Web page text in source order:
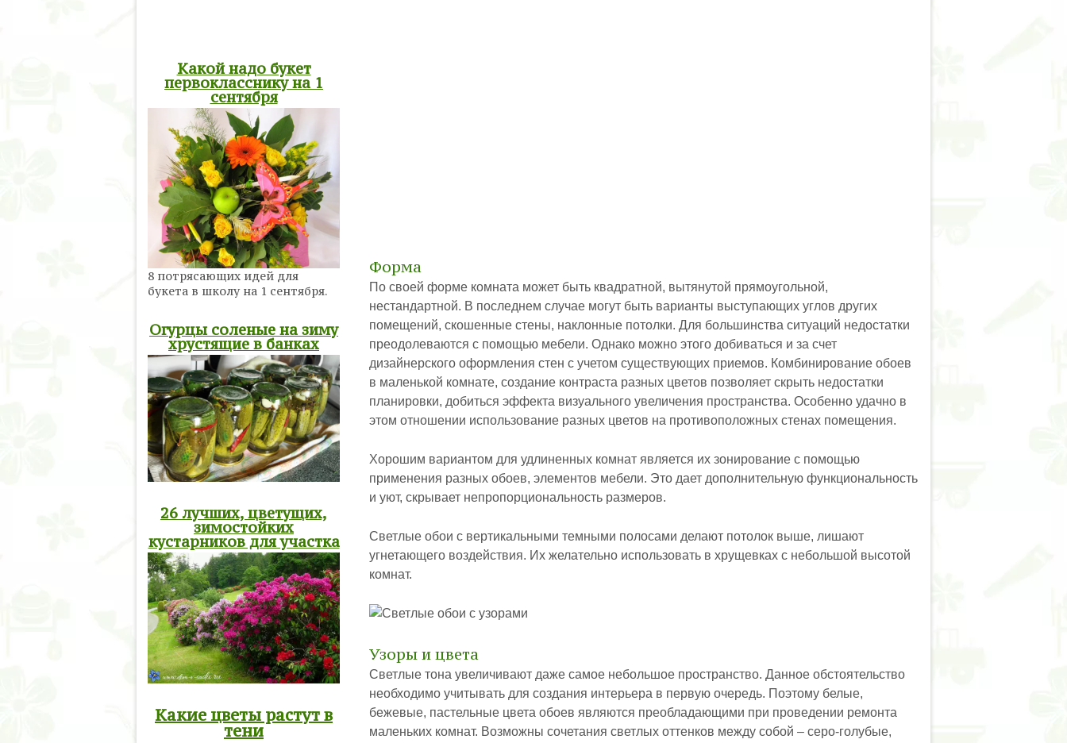
Форма
По своей форме комната может быть квадратной, вытянутой прямоугольной,
нестандартной. В последнем случае могут быть варианты выступающих углов других
помещений, скошенные стены, наклонные потолки. Для большинства ситуаций недостатки
преодолеваются с помощью мебели. Однако можно этого добиваться и за счет
дизайнерского оформления стен с учетом существующих приемов. Комбинирование обоев
в маленькой комнате, создание контраста разных цветов позволяет скрыть недостатки
планировки, добиться эффекта визуального увеличения пространства. Особенно удачно в
этом отношении использование разных цветов на противоположных стенах помещения.
Хорошим вариантом для удлиненных комнат является их зонирование с помощью
применения разных обоев, элементов мебели. Это дает дополнительную функциональность
и уют, скрывает непропорциональность размеров.
Светлые обои с вертикальными темными полосами делают потолок выше, лишают
угнетающего воздействия. Их желательно использовать в хрущевках с небольшой высотой
комнат.
Узоры и цвета
Светлые тона увеличивают даже самое небольшое пространство. Данное обстоятельство
необходимо учитывать для создания интерьера в первую очередь. Поэтому белые,
бежевые, пастельные цвета обоев являются преобладающими при проведении ремонта
маленьких комнат. Возможны сочетания светлых оттенков между собой – серо-голубые,
Какой надо букет
первокласснику на 1
сентября
8 потрясающих идей для
букета в школу на 1 сентября.
Огурцы соленые на зиму
хрустящие в банках
26 лучших, цветущих,
зимостойких
кустарников для участка
Какие цветы растут в
тени